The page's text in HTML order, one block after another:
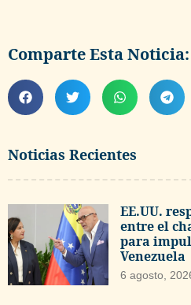
Noticias Recientes
EE.UU.
entre el
para
Venezuela
6 agosto,
Comparte Esta Noticia: